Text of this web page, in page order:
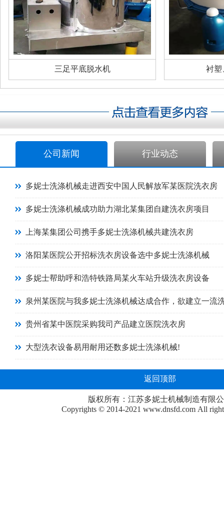
三足平底脱水机 衬塑
公司新闻 行业动态
多妮士洗涤机械走进西安中国人民解放军某医院洗衣房
多妮士洗涤机械成功助力湖北某集团自建洗衣房项目
上海某集团公司携手多妮士洗涤机械共建洗衣房
洛阳某医院公开招标洗衣房设备选中多妮士洗涤机械
多妮士帮助呼和浩特铁路局某火车站升级洗衣房设备
泉州某医院与我多妮士洗涤机械达成合作，欲建立一流
贵州省某中医院采购我司产品建立医院洗衣房
大型洗衣设备易用耐用还数多妮士洗涤机械!
返回顶部
版权所有：江苏多妮士机械制造有限
Copyrights © 2014-2021 www.dnsfd.com All